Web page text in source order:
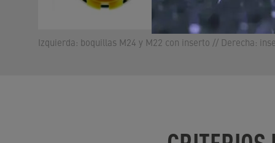
Izquierda: boquillas M24 y M22 con inserto // Derecha: